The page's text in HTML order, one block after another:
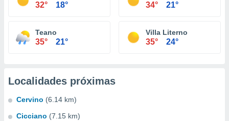
32° 18° 34° 21°
Teano
35° 21°
Villa Literno
35° 24°
Localidades próximas
Cervino (6.14 km)
Cicciano (7.15 km)